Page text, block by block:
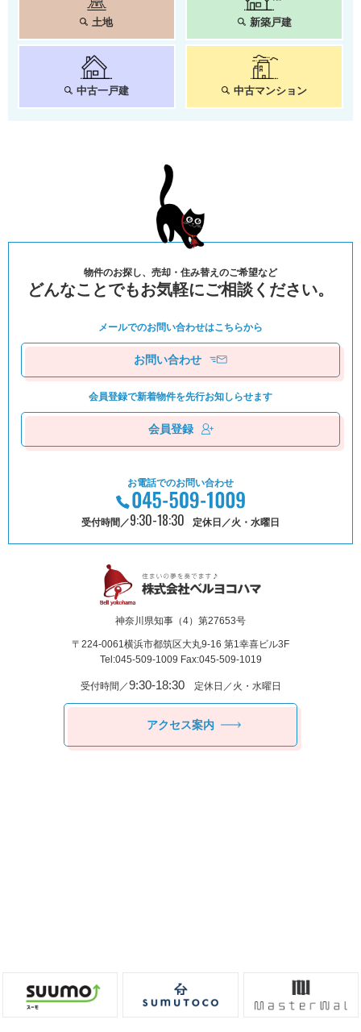
土地 新築戸建
中古一戸建 中古マンション
物件のお探し、売却・住み替えのご希望など
どんなことでもお気軽にご相談ください。
メールでのお問い合わせはこちらから
お問い合わせ
会員登録で新着物件を先⾏お知しらせます
会員登録
お電話でのお問い合わせ
受付時間／9:30-18:30 定休日／火・水曜日
神奈川県知事（4）第27653号
〒224-0061横浜市都筑区⼤丸9-16 第1幸喜ビル3F
Tel:045-509-1009 Fax:045-509-1019
受付時間／9:30-18:30定休日／火・水曜日
アクセス案内